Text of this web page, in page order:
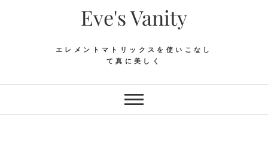
Eve's Vanity
エレメントマトリックスを使いこなし
て真に美しく